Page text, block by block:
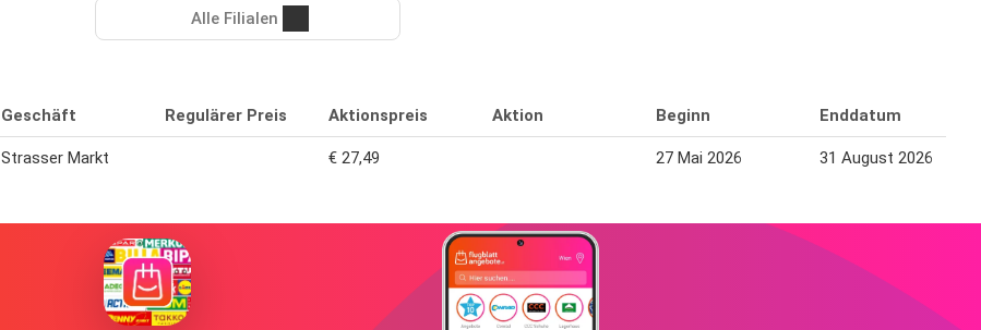
Alle Filialen
Geschäft Regulärer Preis Aktionspreis Aktion Beginn Enddatum
Strasser Markt € 27,49 27 Mai 2026 31 August 2026